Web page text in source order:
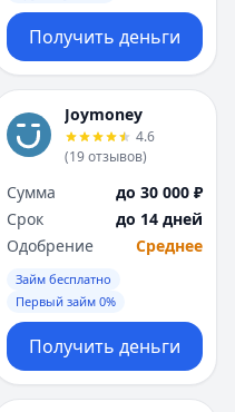
Получить деньги
Joymoney
4.6
(19отзывов)
Сумма
до 30 000 ₽
Срок
до 14 дней
Одобрение
Среднее
Займ бесплатно
Первый займ 0%
Получить деньги